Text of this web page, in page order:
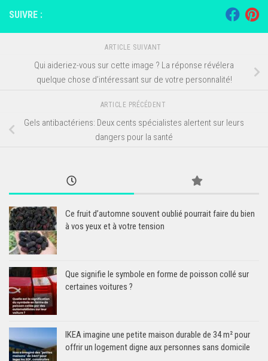
SUIVRE :
ARTICLE SUIVANT
Qui aideriez-vous sur cette image ? La réponse révélera
quelque chose d’intéressant sur de votre personnalité!
ARTICLE PRÉCÉDENT
Gels antibactériens: Deux cents spécialistes alertent sur leurs
dangers pour la santé
Ce fruit d’automne souvent oublié pourrait faire du bien
à vos yeux et à votre tension
Que signifie le symbole en forme de poisson collé sur
certaines voitures ?
IKEA imagine une petite maison durable de 34 m² pour
offrir un logement digne aux personnes sans domicile